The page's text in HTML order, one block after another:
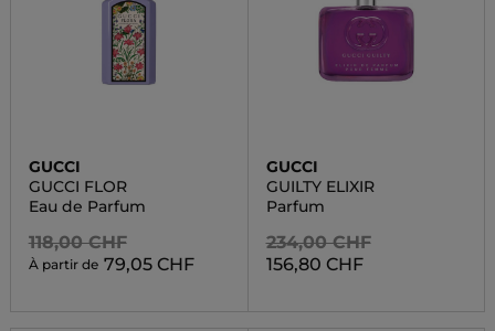
GUCCI
GUCCI FLOR
Eau de Parfum
118,00 CHF
À partir de 79,05 CHF
GUCCI
GUILTY ELIXIR
Parfum
234,00 CHF
156,80 CHF